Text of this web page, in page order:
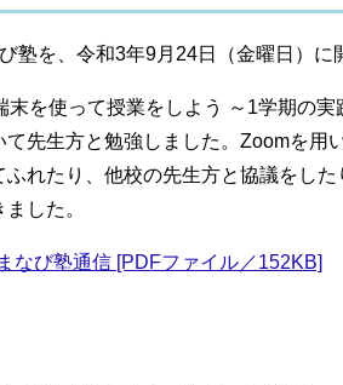
塾を、令和3年9月24日（金曜日）に
末を使って授業をしよう ～1学期の
て先生方と勉強しました。Zoomを用
ふれたり、他校の先生方と協議をし
した。
なび塾通信 [PDFファイル／152KB]